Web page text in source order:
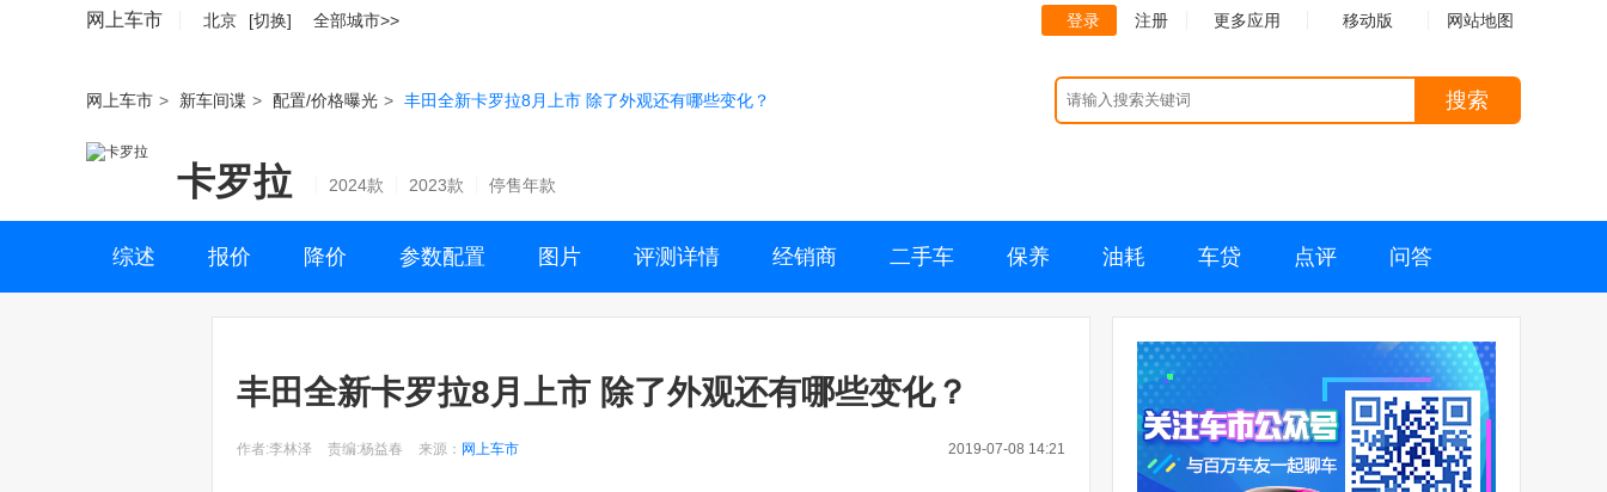
网上车市 北京 [切换] 全部城市>> 登录 注册 更多应用 移动版 网站地图
网上车市 > 新车间谍 > 配置/价格曝光 > 丰田全新卡罗拉8月上市 除了外观还有哪些变化？ 搜索
卡罗拉 2024款 2023款 停售年款
综述 报价 降价 参数配置 图片 评测详情 经销商 二手车 保养 油耗 车贷 点评 问答
丰田全新卡罗拉8月上市 除了外观还有哪些变化？
作者:李林泽 责编:杨益春 来源： 网上车市 2019-07-08 14:21